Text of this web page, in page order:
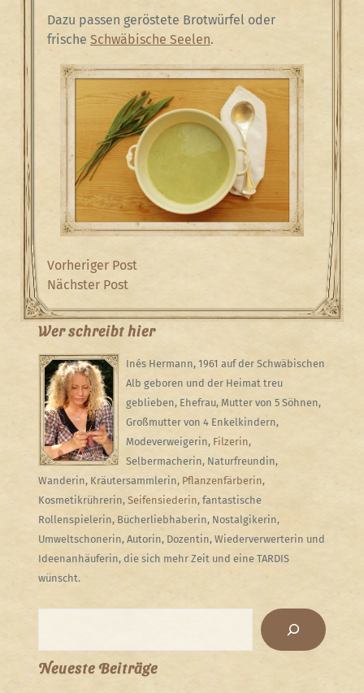
Dazu passen geröstete Brotwürfel oder
frische Schwäbische Seelen.
Beitragsnavigation
Previous
Post
Vorheriger Post
Next
Post
Nächster Post
Wer schreibt hier
Inés Hermann, 1961 auf der Schwäbischen
Alb geboren und der Heimat treu
geblieben, Ehefrau, Mutter von 5 Söhnen,
Großmutter von 4 Enkelkindern,
Modeverweigerin, Filzerin,
Selbermacherin, Naturfreundin,
Wanderin, Kräutersammlerin, Pflanzenfärberin,
Kosmetikrührerin, Seifensiederin, fantastische
Rollenspielerin, Bücherliebhaberin, Nostalgikerin,
Umweltschonerin, Autorin, Dozentin, Wiederverwerterin und
Ideenanhäuferin, die sich mehr Zeit und eine TARDIS
wünscht.
Neueste Beiträge